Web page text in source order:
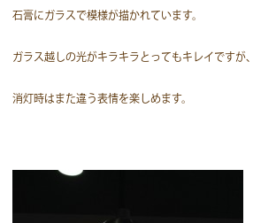
石膏にガラスで模様が描かれています。
ガラス越しの光がキラキラとってもキレイですが、
消灯時はまた違う表情を楽しめます。